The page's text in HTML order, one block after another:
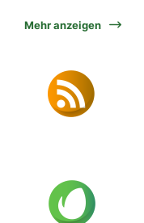
Mehr anzeigen